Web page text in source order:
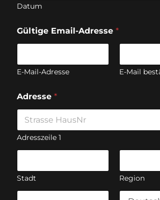
Datum
Gültige Email-Adresse *
E-Mail-Adresse E-Mail
Adresse *
Adresszeile 1
Stadt Region